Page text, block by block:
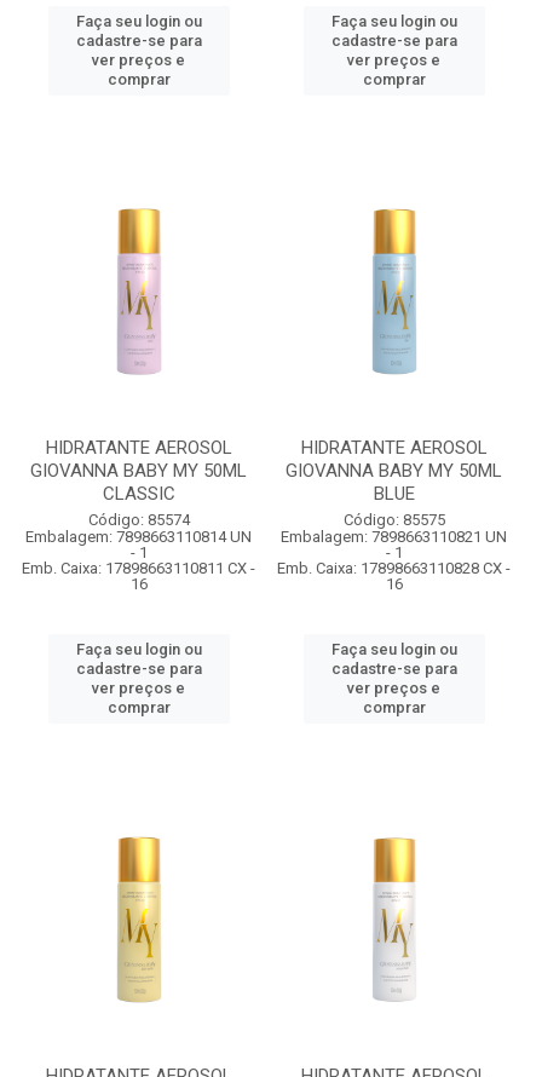
Faça seu login ou
cadastre-se para
ver preços e
comprar
Faça seu login ou
cadastre-se para
ver preços e
comprar
HIDRATANTE AEROSOL
GIOVANNA BABY MY 50ML
CLASSIC
Código: 85574
Embalagem: 7898663110814 UN
- 1
Emb. Caixa: 17898663110811 CX -
16
Faça seu login ou
cadastre-se para
ver preços e
comprar
HIDRATANTE AEROSOL
GIOVANNA BABY MY 50ML
BLUE
Código: 85575
Embalagem: 7898663110821 UN
- 1
Emb. Caixa: 17898663110828 CX -
16
Faça seu login ou
cadastre-se para
ver preços e
comprar